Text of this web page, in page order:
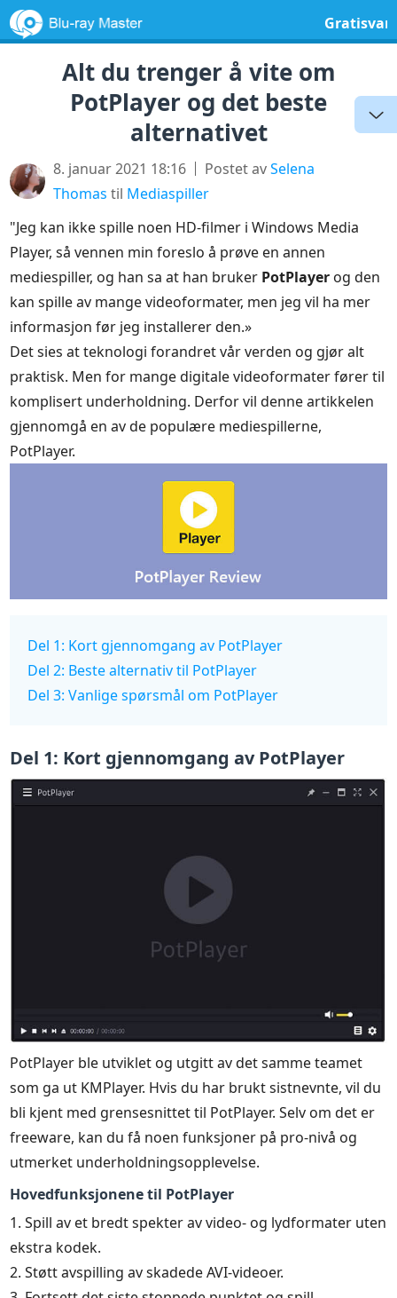
Alt du trenger å vite om
PotPlayer og det beste
alternativet
8. januar 2021 18:16 Postet avSelena
Thomas til Mediaspiller
"Jeg kan ikke spille noen HD-filmer i Windows Media
Player, så vennen min foreslo å prøve en annen
mediespiller, og han sa at han bruker PotPlayer og den
kan spille av mange videoformater, men jeg vil ha mer
informasjon før jeg installerer den.»
Det sies at teknologi forandret vår verden og gjør alt
praktisk. Men for mange digitale videoformater fører til
komplisert underholdning. Derfor vil denne artikkelen
gjennomgå en av de populære mediespillerne,
PotPlayer.
Del 1: Kort gjennomgang av PotPlayer
Del 2: Beste alternativ til PotPlayer
Del 3: Vanlige spørsmål om PotPlayer
Del 1: Kort gjennomgang av PotPlayer
PotPlayer ble utviklet og utgitt av det samme teamet
som ga ut KMPlayer. Hvis du har brukt sistnevnte, vil du
bli kjent med grensesnittet til PotPlayer. Selv om det er
freeware, kan du få noen funksjoner på pro-nivå og
utmerket underholdningsopplevelse.
Hovedfunksjonene til PotPlayer
1. Spill av et bredt spekter av video- og lydformater uten
ekstra kodek.
2. Støtt avspilling av skadede AVI-videoer.